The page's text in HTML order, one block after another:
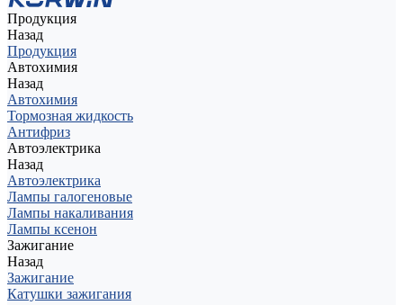
Продукция
Назад
Продукция
Автохимия
Назад
Автохимия
Тормозная жидкость
Антифриз
Автоэлектрика
Назад
Автоэлектрика
Лампы галогеновые
Лампы накаливания
Лампы ксенон
Зажигание
Назад
Зажигание
Катушки зажигания